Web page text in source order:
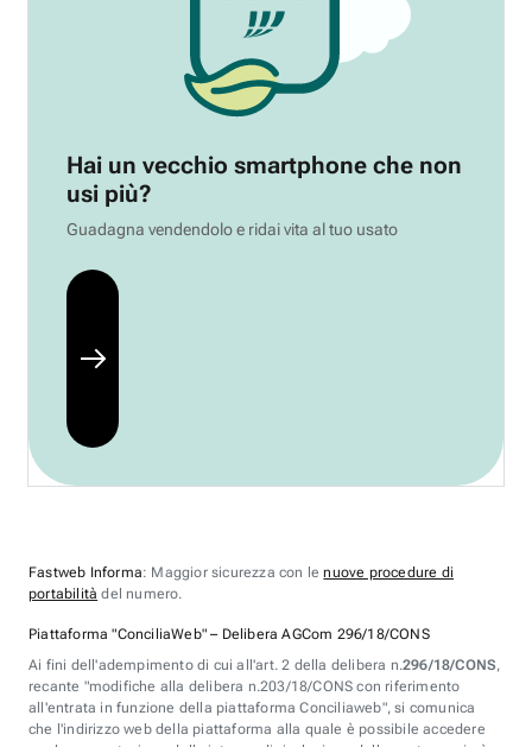
Hai un vecchio smartphone che non
usi più?
Guadagna vendendolo e ridai vita al tuo usato
Fastweb Informa: Maggior sicurezza con lenuove procedure di
portabilità del numero.
Piattaforma "ConciliaWeb" – Delibera AGCom 296/18/CONS
Ai fini dell'adempimento di cui all'art. 2 della delibera n.296/18/CONS,
recante "modifiche alla delibera n.203/18/CONS con riferimento
all'entrata in funzione della piattaforma Conciliaweb", si comunica
che l'indirizzo web della piattaforma alla quale è possibile accedere